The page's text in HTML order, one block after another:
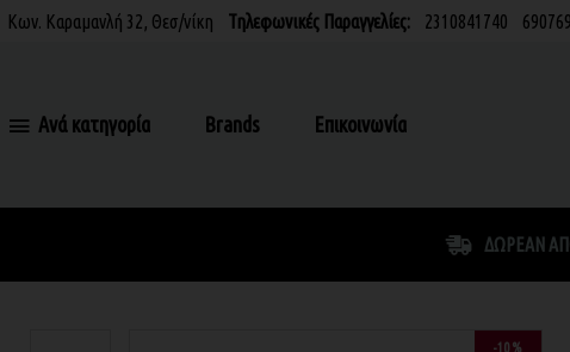
Κων. Καραμανλή 32, Θεσ/νίκη Τηλεφωνικές Παραγγελίες: 2310841740
Ανά κατηγορία Brands Επικοινωνία
ΔΩΡΕΆΝ
-10 %